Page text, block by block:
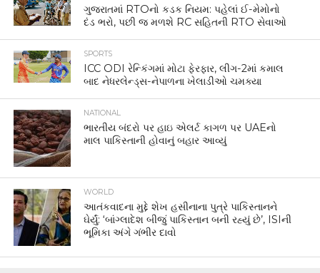
ગુજરાતમાં RTOનો કડક નિયમ: પહેલાં ઈ-મેમોનો
દંડ ભરો, પછી જ મળશે RC સહિતની RTO સેવાઓ
SPORTS
ICC ODI રેન્કિંગમાં મોટા ફેરફાર, લીગ-2માં કમાલ
બાદ નેધરલેન્ડ્સ-નેપાળના ખેલાડીઓ ચમક્યા
NATIONAL
ભારતીય બંદરો પર હાઇ એલર્ટ કાગળ પર UAEનો
માલ પાકિસ્તાની હોવાનું બહાર આવ્યું
WORLD
આતંકવાદના મુદ્દે શેખ હસીનાના પુત્રે પાકિસ્તાનને
ઘેર્યું: ‘બાંગ્લાદેશ બીજું પાકિસ્તાન બની રહ્યું છે’, ISIની
ભૂમિકા અંગે ગંભીર દાવો